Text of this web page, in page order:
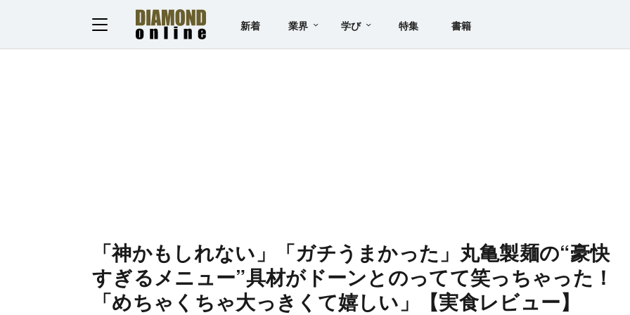
新着 業界 学び 特集 書籍
「神かもしれない」「ガチうまかった」丸亀製麺の“豪快
すぎるメニュー”具材がドーンとのってて笑っちゃった！
「めちゃくちゃ大っきくて嬉しい」【実食レビュー】